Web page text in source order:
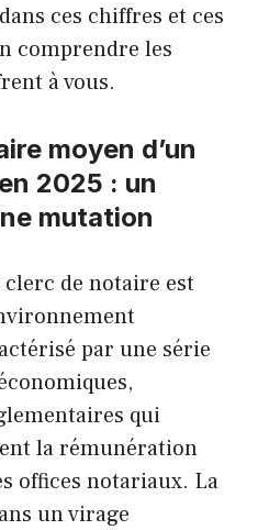
ces chiffres et ces
comprendre les
à vous.
moyen d’un
2025 : un
mutation
de notaire est
par une série
qui
la rémunération
offices notariaux. La
un virage